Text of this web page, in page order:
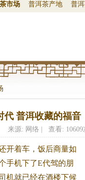
市场 普洱茶产地 普
代 普洱收藏的福音
来源: 网络 | 查看: 10609
开着车，饭后商量如
手机下了E代驾的朋
机就已经在酒楼下候